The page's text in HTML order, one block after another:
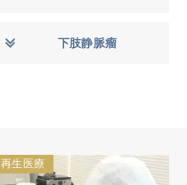
下肢静脈瘤
再生医療